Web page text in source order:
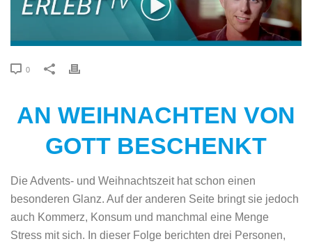
0
AN WEIHNACHTEN VON
GOTT BESCHENKT
Die Advents- und Weihnachtszeit hat schon einen
besonderen Glanz. Auf der anderen Seite bringt sie jedoch
auch Kommerz, Konsum und manchmal eine Menge
Stress mit sich. In dieser Folge berichten drei Personen,